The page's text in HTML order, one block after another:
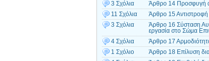
3 Σχόλια
Άρθρο 14 Προσφυγή
11 Σχόλια
Άρθρο 15 Αντιστροφή
3 Σχόλια
Άρθρο 16 Σύσταση
εργασία στο Σώμα
4 Σχόλια
Άρθρο 17
1 Σχόλιο
Άρθρο 18 Επίλυση